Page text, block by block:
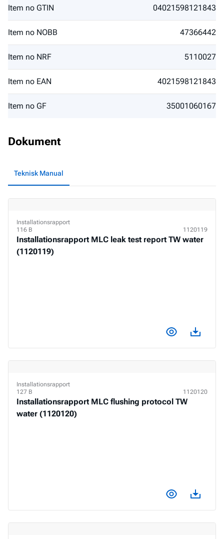
Item no GTIN 04021598121843
Item no NOBB 47366442
Item no NRF 5110027
Item no EAN 4021598121843
Item no GF 35001060167
Dokument
Teknisk Manual
Installationsrapport
116 B
1120119
Installationsrapport MLC leak test report TW water
(1120119)
View
Installationsrapport
127 B
1120120
Installationsrapport MLC flushing protocol TW
water (1120120)
View